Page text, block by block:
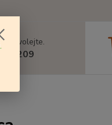
Zavolejte.
209